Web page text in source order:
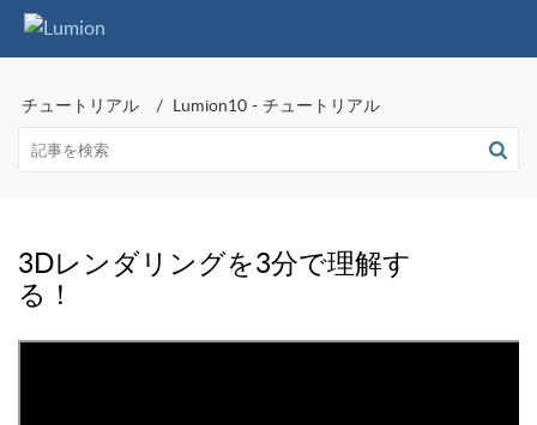
チュートリアル Lumion10 - チュートリアル
3Dレンダリングを3分で理解す
る！